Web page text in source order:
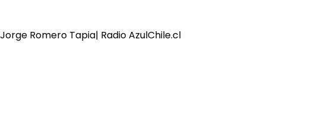
Jorge Romero Tapia| Radio AzulChile.cl